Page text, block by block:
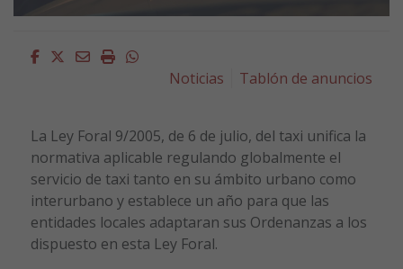
Facebook
Twitter
EmailImprimirWhatsapp
Noticias
Tablón de anuncios
La Ley Foral 9/2005, de 6 de julio, del taxi unifica la
normativa aplicable regulando globalmente el
servicio de taxi tanto en su ámbito urbano como
interurbano y establece un año para que las
entidades locales adaptaran sus Ordenanzas a los
dispuesto en esta Ley Foral.